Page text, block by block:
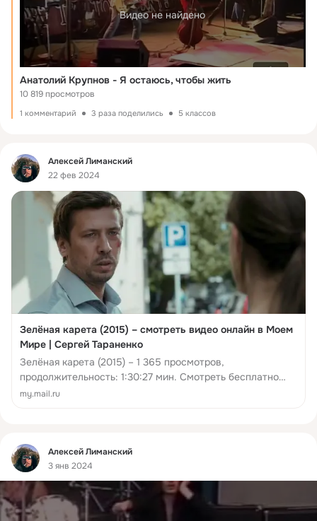
Видео не найдено
Анатолий Крупнов - Я остаюсь, чтобы жить
10 819 просмотров
1 комментарий 3 раза поделились 5 классов
Фид
Алексей Лиманский
22 фев 2024
Зелёная карета (2015) – смотреть видео онлайн в Моем
Мире | Сергей Тараненко
Зелёная карета (2015) – 1 365 просмотров,
продолжительность: 1:30:27 мин. Смотреть бесплатно
видеоальбом Сергея Тараненко в социальной сети Мой
my.mail.ru
Фид
Алексей Лиманский
3 янв 2024